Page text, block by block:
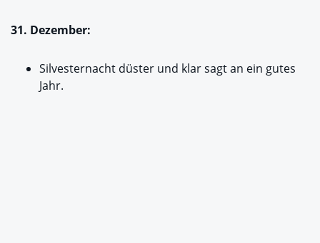
31. Dezember:
Silvesternacht düster und klar sagt an ein gutes
Jahr.